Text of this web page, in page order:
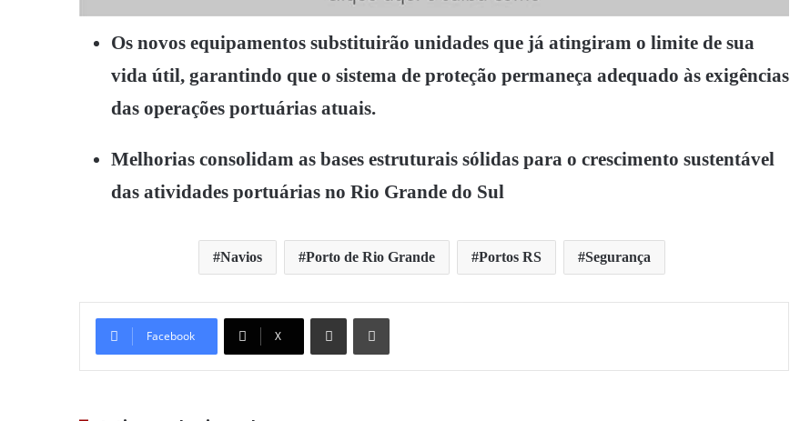
Os novos equipamentos substituirão unidades que já atingiram o limite de sua
vida útil, garantindo que o sistema de proteção permaneça adequado às exigências
das operações portuárias atuais.
Melhorias consolidam as bases estruturais sólidas para o crescimento sustentável
das atividades portuárias no Rio Grande do Sul
Navios Porto de Rio Grande Portos RS Segurança
Facebook X
Compartilhar via e-mail Imprimir